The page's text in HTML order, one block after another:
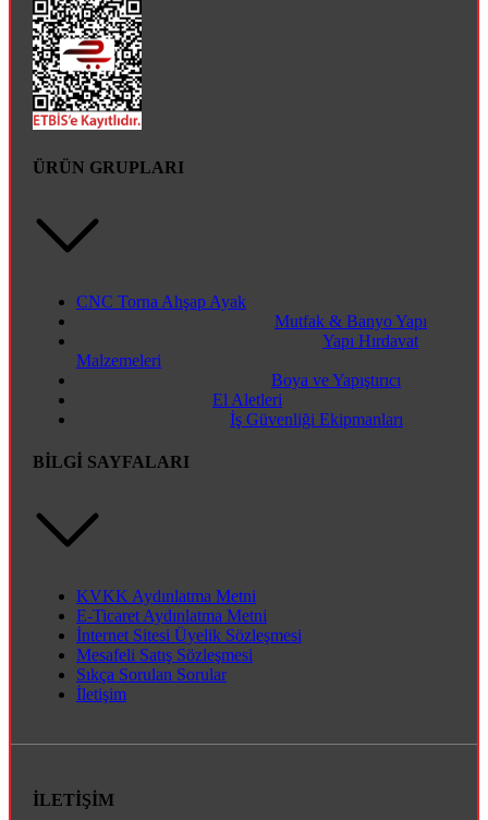
ÜRÜN GRUPLARI
CNC Torna Ahşap Ayak
Mutfak & Banyo Yapı
Yapı Hırdavat
Malzemeleri
Boya ve Yapıştırıcı
El Aletleri
İş Güvenliği Ekipmanları
BİLGİ SAYFALARI
KVKK Aydınlatma Metni
E-Ticaret Aydınlatma Metni
İnternet Sitesi Üyelik Sözleşmesi
Mesafeli Satış Sözleşmesi
Sıkça Sorulan Sorular
İletişim
İLETİŞİM